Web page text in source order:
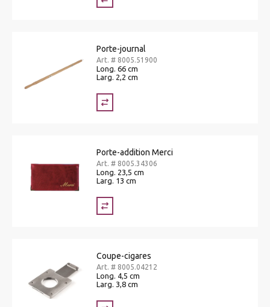
Porte-journal
Art. # 8005.51900
Long. 66 cm
Larg. 2,2 cm
Porte-addition Merci
Art. # 8005.34306
Long. 23,5 cm
Larg. 13 cm
Coupe-cigares
Art. # 8005.04212
Long. 4,5 cm
Larg. 3,8 cm